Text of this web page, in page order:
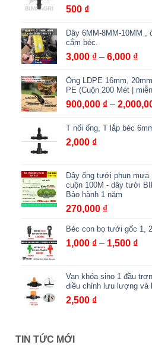
500 ₫
Dây 6MM-8MM-10MM
cắm béc.
3,000 ₫ – 6,000 ₫
từ
Ống LDPE 16mm,
PE (Cuộn 200 Mét |
900,000 ₫ –
T nối ống, T lắp béc
2,000 ₫
Dây ống tưới phun mưa
cuộn 100M - dây tưới
Bảo hành 1 năm
270,000 ₫
Béc con bọ tưới gốc 1,
1,000 ₫ – 1,500 ₫
đến
Van khóa sino 1 đầu
điều chỉnh lưu lượng và
2,500 ₫
TIN TỨC MỚI